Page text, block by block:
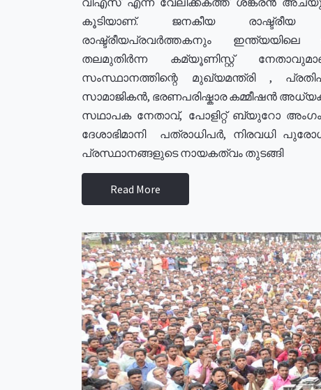
കൂടിയാണ്. ജനകീയ രാഷ്ട്രീയ
രാഷ്ട്രീയപ്രവർത്തകനും ഇന്ത്യയിലെ
തലമുതിർന്ന കമ്യൂണിസ്റ്റ്
സംസ്ഥാനത്തിന്റെ മുഖ്യമന്ത്രി ,
സാമാജികൻ, ഭരണപരിഷ്കാര കമ്മീഷൻ
സഥാപക നേതാവ്, പോളിറ്റ് ബ്യുറോ
ദേശാഭിമാനി പത്രാധിപർ, നിരവധി
പ്രസ്ഥാനങ്ങളുടെ നായകത്വം തുടങ്ങി
Read More